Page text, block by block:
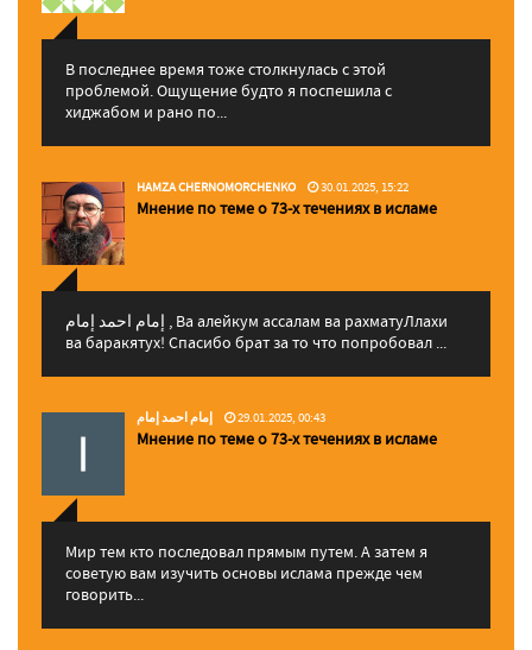
В последнее время тоже столкнулась с этой
проблемой. Ощущение будто я поспешила с
хиджабом и рано по...
HAMZA CHERNOMORCHENKO 30.01.2025, 15:22
Мнение по теме о 73-х течениях в исламе
إمام احمد إمام , Ва алейкум ассалам ва рахматуЛлахи
ва баракятух! Спасибо брат за то что попробовал ...
إمام احمد إمام 29.01.2025, 00:43
Мнение по теме о 73-х течениях в исламе
Мир тем кто последовал прямым путем. А затем я
советую вам изучить основы ислама прежде чем
говорить...